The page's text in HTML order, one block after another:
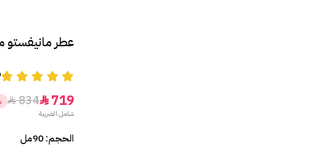
عطر مانيفستو
719

834

شامل الضريبة
الحجم: 90مل